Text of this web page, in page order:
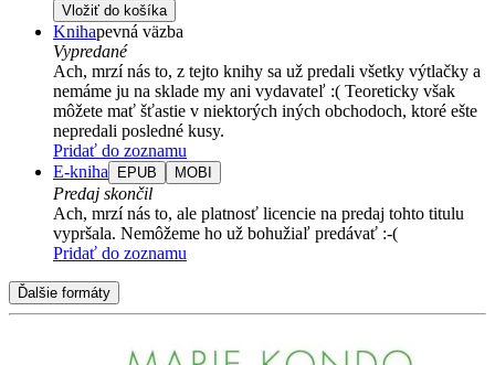
Vložiť do košíka
Knihapevná väzba
Vypredané
Ach, mrzí nás to, z tejto knihy sa už predali všetky výtlačky a
nemáme ju na sklade my ani vydavateľ :( Teoreticky však
môžete mať šťastie v niektorých iných obchodoch, ktoré ešte
nepredali posledné kusy.
Pridať do zoznamu
E-kniha
EPUB MOBI
Predaj skončil
Ach, mrzí nás to, ale platnosť licencie na predaj tohto titulu
vypršala. Nemôžeme ho už bohužiaľ predávať :-(
Pridať do zoznamu
Ďalšie formáty